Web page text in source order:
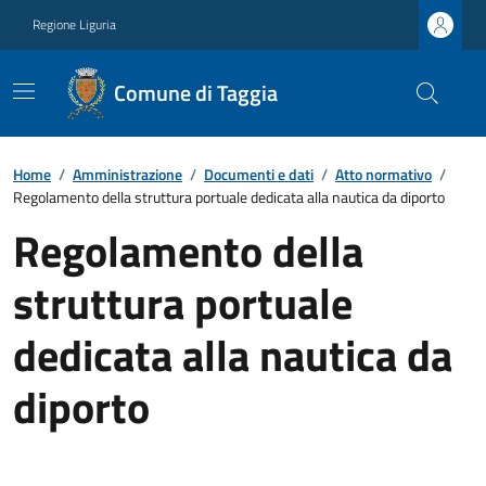
Regione Liguria
Comune di Taggia
Home / Amministrazione / Documenti e dati / Atto normativo /
Regolamento della struttura portuale dedicata alla nautica da diporto
Regolamento della
struttura portuale
dedicata alla nautica da
diporto